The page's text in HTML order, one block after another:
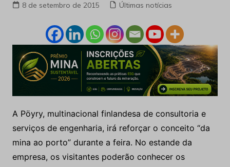
8 de setembro de 2015 Últimas notícias
A Pöyry, multinacional finlandesa de consultoria e
serviços de engenharia, irá reforçar o conceito “da
mina ao porto” durante a feira. No estande da
empresa, os visitantes poderão conhecer os